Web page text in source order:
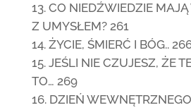
CO NIEDŹWIEDZIE
Z UMYSŁEM? 261
ŻYCIE, ŚMIERĆ I BÓG..
JEŚLI NIE CZUJESZ, ŻE
TO… 269
DZIEŃ